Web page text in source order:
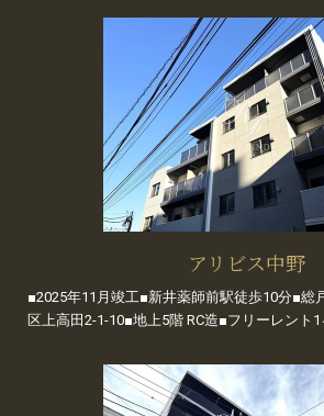
アリビス中野
■2025年11月竣工■新井薬師前駅徒歩10分■総
区上高田2-1-10■地上5階 RC造■フリーレント1